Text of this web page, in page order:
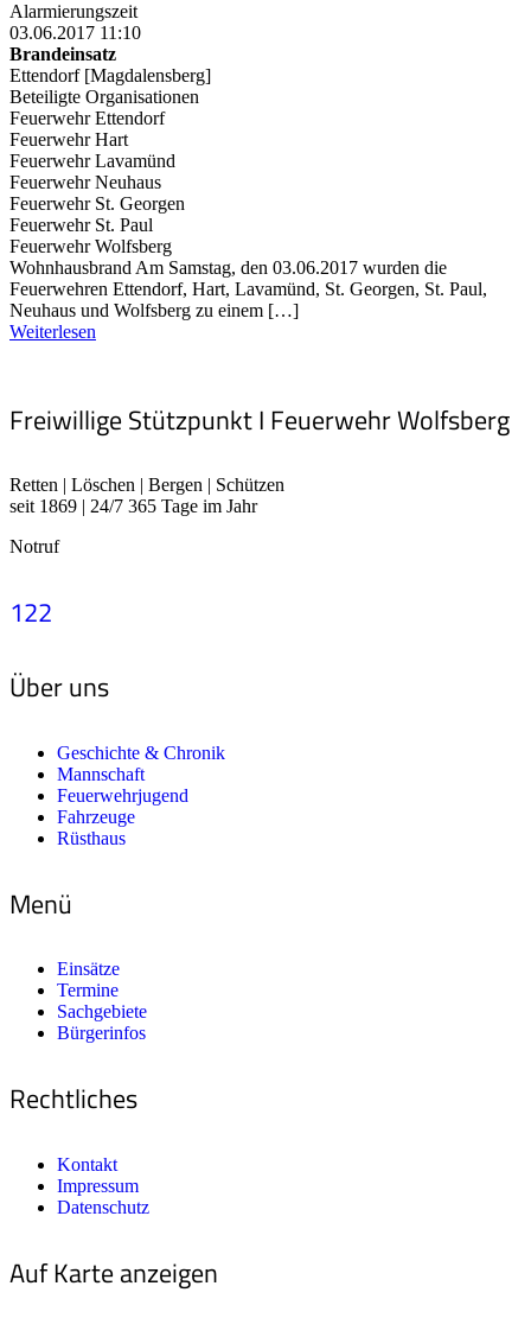
Alarmierungszeit
03.06.2017 11:10
Brandeinsatz
Ettendorf [Magdalensberg]
Beteiligte Organisationen
Feuerwehr Ettendorf
Feuerwehr Hart
Feuerwehr Lavamünd
Feuerwehr Neuhaus
Feuerwehr St. Georgen
Feuerwehr St. Paul
Feuerwehr Wolfsberg
Wohnhausbrand Am Samstag, den 03.06.2017 wurden die
Feuerwehren Ettendorf, Hart, Lavamünd, St. Georgen, St. Paul,
Neuhaus und Wolfsberg zu einem […]
Weiterlesen
Freiwillige Stützpunkt I Feuerwehr Wolfsberg
Retten | Löschen | Bergen | Schützen
seit 1869 | 24/7 365 Tage im Jahr
Notruf
122
Über uns
Geschichte & Chronik
Mannschaft
Feuerwehrjugend
Fahrzeuge
Rüsthaus
Menü
Einsätze
Termine
Sachgebiete
Bürgerinfos
Rechtliches
Kontakt
Impressum
Datenschutz
Auf Karte anzeigen